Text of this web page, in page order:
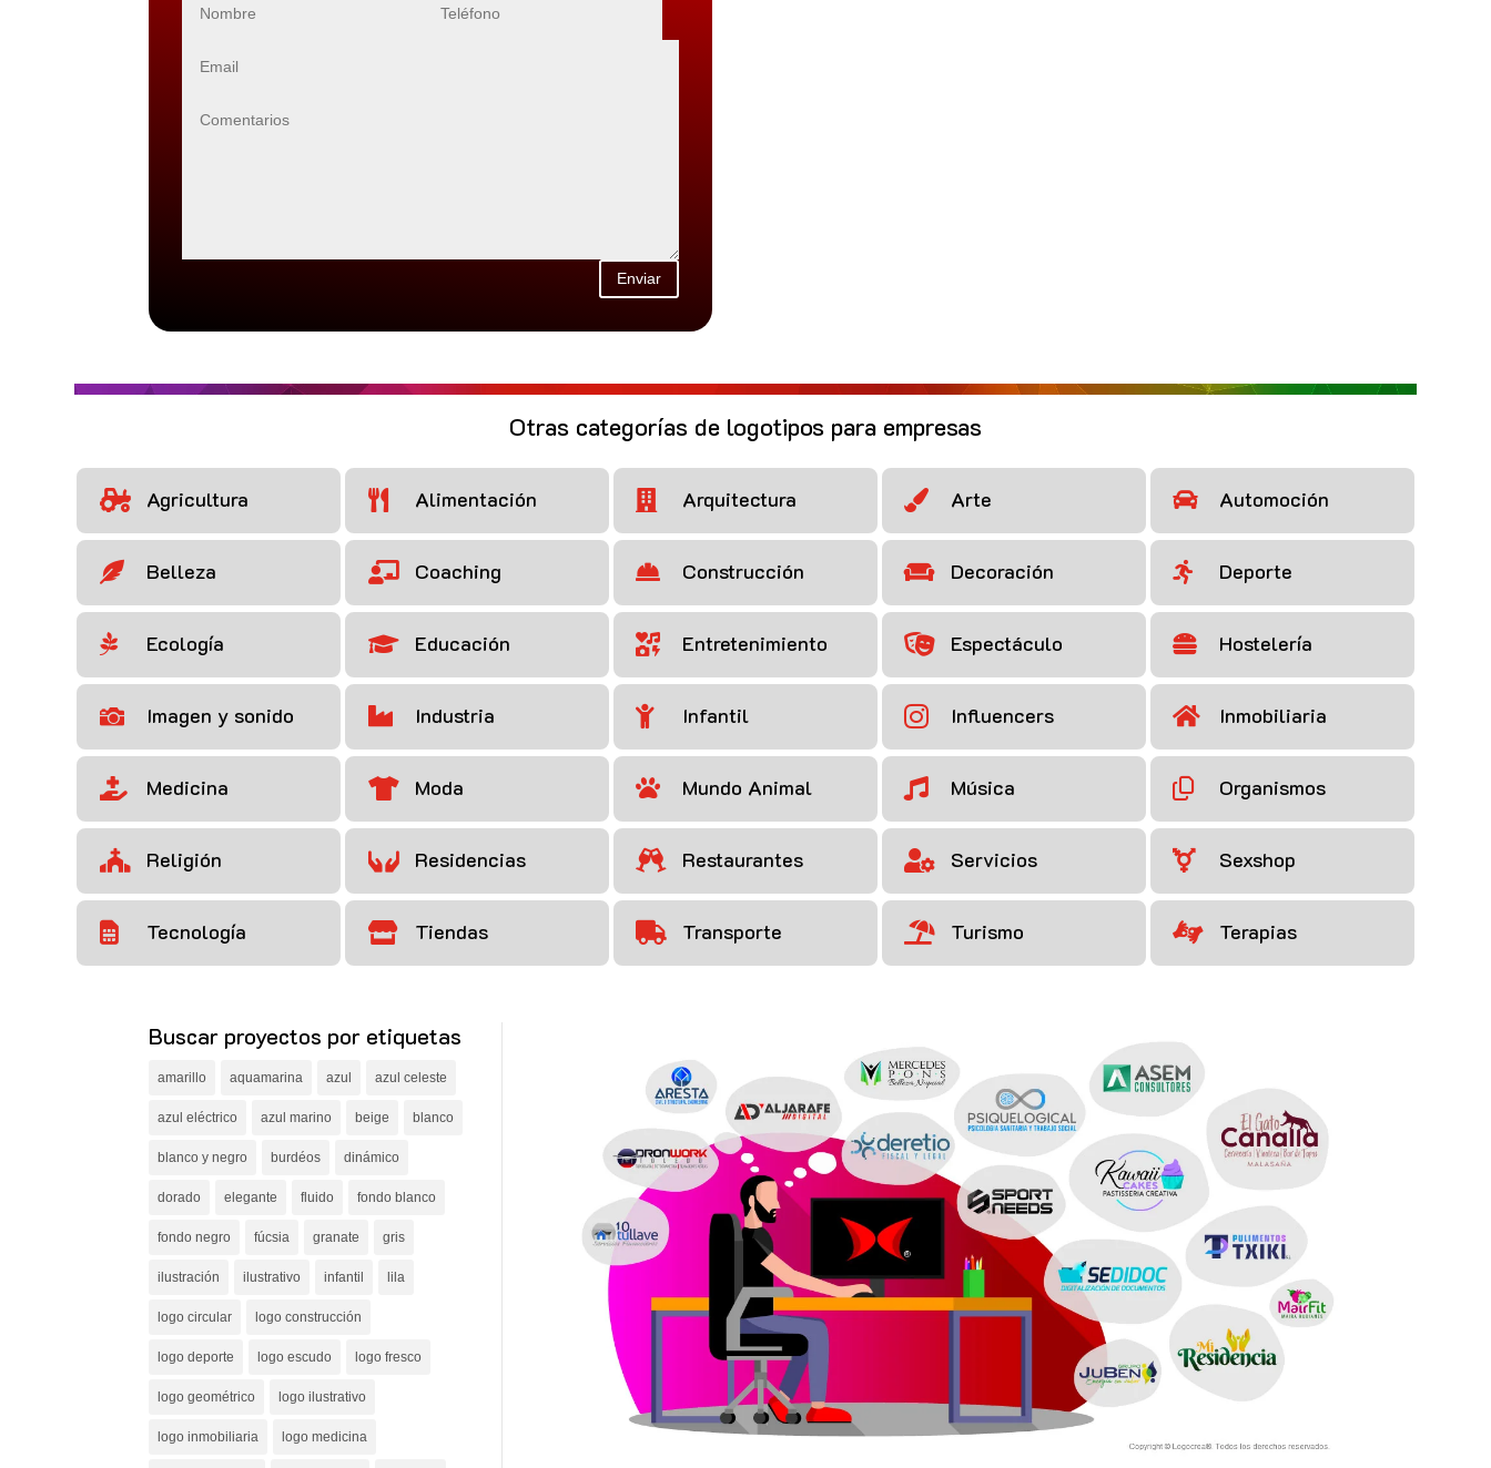
Enviar
Otras categorías de logotipos para empresas
 Agricultura  Alimentación  Arquitectura  Arte  Automoción
 Belleza  Coaching  Construcción  Decoración  Deporte
 Ecología  Educación  Entretenimiento  Espectáculo  Hostelería
 Imagen y sonido  Industria  Infantil  Influencers  Inmobiliaria
 Medicina  Moda  Mundo Animal  Música  Organismos
 Religión  Residencias  Restaurantes  Servicios  Sexshop
 Tecnología  Tiendas  Transporte  Turismo  Terapias
Buscar proyectos por etiquetas
amarillo aquamarina azul azul celeste
azul eléctrico azul marino beige blanco
blanco y negro burdéos dinámico
dorado elegante fluido fondo blanco
fondo negro fúcsia granate gris
ilustración ilustrativo infantil lila
logo circular logo construcción
logo deporte logo escudo logo fresco
logo geométrico logo ilustrativo
logo inmobiliaria logo medicina